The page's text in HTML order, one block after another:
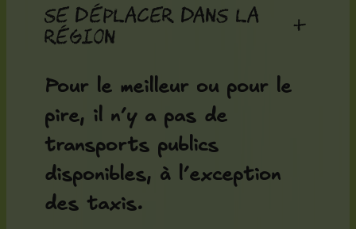
Se déplacer dans la
région
+
Pour le meilleur ou pour le
pire, il n’y a pas de
transports publics
disponibles, à l’exception
des taxis.